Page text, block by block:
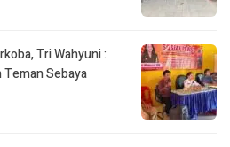
Tri Wahyuni :
Teman Sebaya